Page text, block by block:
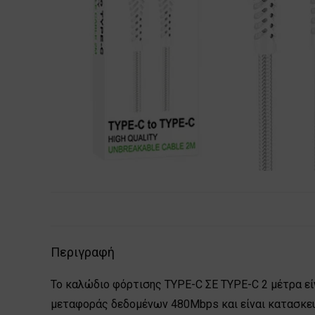
Περιγραφή
Το καλώδιο φόρτισης TYPE-C ΣΕ TYPE-C 2 μέτρα
μεταφοράς δεδομένων 480Mbps και είναι